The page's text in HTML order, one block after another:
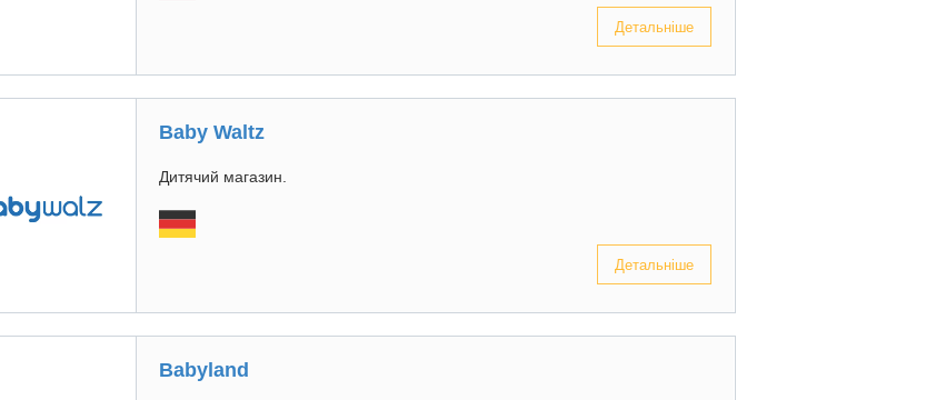
Детальніше
Baby Waltz
Дитячий магазин.
Детальніше
Babyland